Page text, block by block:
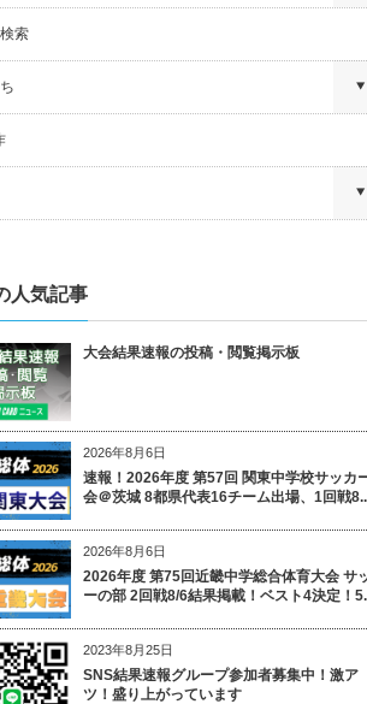
索
人気記事
大会結果速報の投稿・閲覧掲示板
2026年8月6日
速報！2026年度 第57回 関東中学校サッカ
会＠茨城 8都県代表16チーム出場、1回戦
2026年8月6日
2026年度 第75回近畿中学総合体育大会 サ
ーの部 2回戦8/6結果掲載！ベスト4決定！
2023年8月25日
SNS結果速報グループ参加者募集中！激ア
ツ！盛り上がっています